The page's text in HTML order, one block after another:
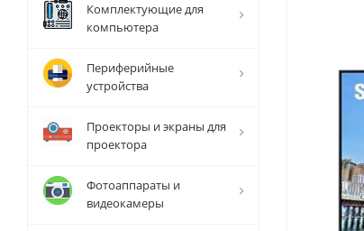
Комплектующие для
компьютера
Периферийные
устройства
Проекторы и экраны для
проектора
Фотоаппараты и
видеокамеры